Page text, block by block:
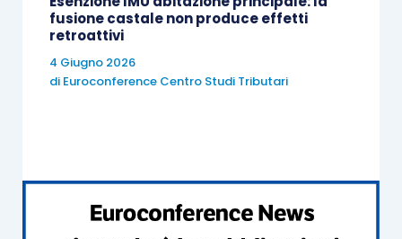
fusione castale non produce effetti
retroattivi
4 Giugno 2026
di Euroconference Centro Studi Tributari